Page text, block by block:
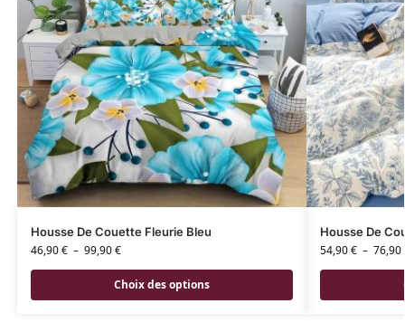
Housse De Couette Fleurie Bleu
46,90€ – 99,90€
Choix des options
Housse De
54,90€ – 76,90